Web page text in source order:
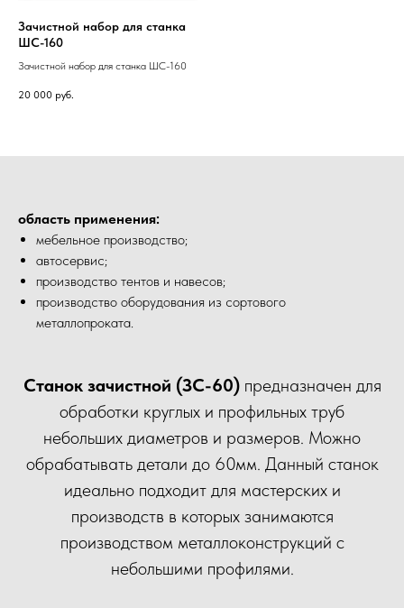
Зачистной набор для станка
ШС-160
Зачистной набор для станка ШС-160
20 000 руб.
область применения:
мебельное производство;
автосервис;
производство тентов и навесов;
производство оборудования из сортового
металлопроката.
Станок зачистной (ЗС-60) предназначен для
обработки круглых и профильных труб
небольших диаметров и размеров. Можно
обрабатывать детали до 60мм. Данный станок
идеально подходит для мастерских и
производств в которых занимаются
производством металлоконструкций с
небольшими профилями.